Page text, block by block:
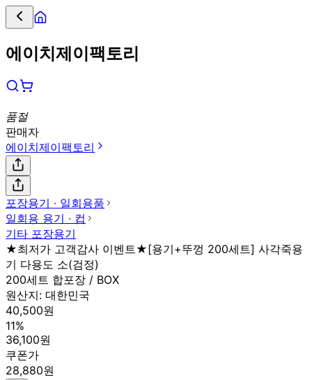
에이치제이팩토리
품절
판매자
에이치제이팩토리
포장용기 ∙ 일회용품
일회용 용기 ∙ 컵
기타 포장용기
★최저가 고객감사 이벤트★[용기+뚜껑 200세트] 사각죽용
기 다용도 소(검정)
200세트 합포장 / BOX
원산지: 대한민국
40,500원
11%
36,100원
쿠폰가
28,880원